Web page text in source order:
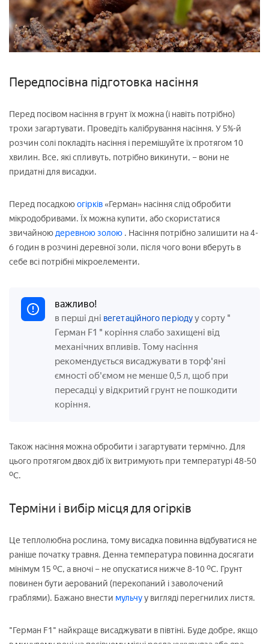
Передпосівна підготовка насіння
Перед посівом насіння в грунт їх можна (і навіть потрібно)
трохи загартувати. Проведіть калібрування насіння. У 5%-й
розчин солі покладіть насіння і перемішуйте їх протягом 10
хвилин. Все, які спливуть, потрібно викинути, – вони не
придатні для висадки.
Перед посадкоюогірків «Герман» насіння слід обробити
мікродобривами. Їх можна купити, або скористатися
звичайноюдеревною золою . Насіння потрібно залишити на 4-
6 годин в розчині деревної золи, після чого вони вберуть в
себе всі потрібні мікроелементи.
важливо!
в перші дні вегетаційного періодуу сорту "
Герман F1 " коріння слабо захищені від
механічних впливів. Тому насіння
рекомендується висаджувати в торф'яні
ємності об'ємом не менше 0,5 л, щоб при
пересадці у відкритий грунт не пошкодити
коріння.
Також насіння можна обробити і загартувати термічно. Для
цього протягом двох діб їх витримують при температурі 48-50
ºС.
Терміни і вибір місця для огірків
Це теплолюбна рослина, тому висадка повинна відбуватися не
раніше початку травня. Денна температура повинна досягати
мінімум 15 ºС, а вночі – не опускатися нижче 8-10 ºС. Грунт
повинен бути аерований (перекопаний і заволочений
граблями). Бажано внести мульчуу вигляді перегнилих листя.
"Герман F1" найкраще висаджувати в півтіні. Буде добре, якщо